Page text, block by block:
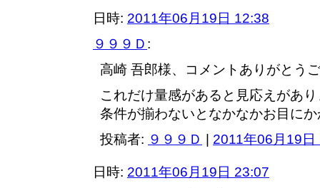
日時: 2011年06月19日 12:38
９９９Ｄ :
高崎 吾郎様、コメントありがとう
これだけ量感があると見応えがあ
条件が揃わないとなかなかお目に
投稿者: ９９９Ｄ 2011年06月19日
日時: 2011年06月19日 23:07